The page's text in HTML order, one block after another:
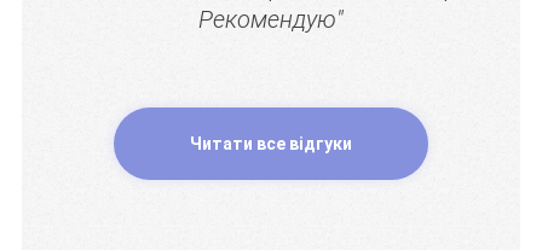
Рекомендую"
Читати все відгуки